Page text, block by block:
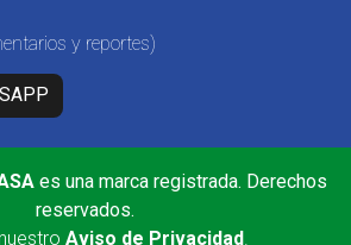
y reportes)
es una marca registrada. Derechos
reservados.
Aviso de Privacidad.